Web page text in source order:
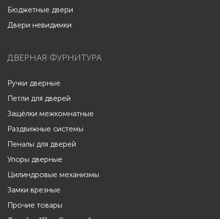
Бюджетные двери
Двери невидимки
ДВЕРНАЯ ФУРНИТУРА
Ручки дверные
Петли для дверей
Защёлки межкомнатные
Раздвижные системы
Пеналы для дверей
Упоры дверные
Цилиндровые механизмы
Замки врезные
Прочие товары